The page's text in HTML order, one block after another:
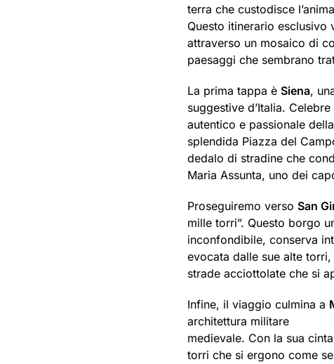
terra che custodisce
Questo itinerario esclusivo
attraverso un mosaico di
paesaggi che sembrano
La prima tappa è Siena,
suggestive d’Italia.
autentico e passionale
splendida Piazza del
dedalo di stradine che
Maria Assunta, uno dei
Proseguiremo verso San
mille torri”. Questo borgo
inconfondibile, conserva
evocata dalle sue alte
strade acciottolate che si
Infine, il viaggio culmina a
architettura militare
medievale. Con la sua
torri che si ergono come